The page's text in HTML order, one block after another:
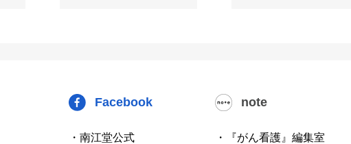
Facebook
・南江堂公式
note
・『がん看護』編集室